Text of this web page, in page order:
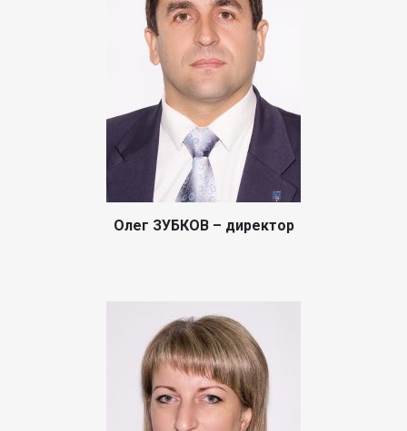
Олег ЗУБКОВ – директор